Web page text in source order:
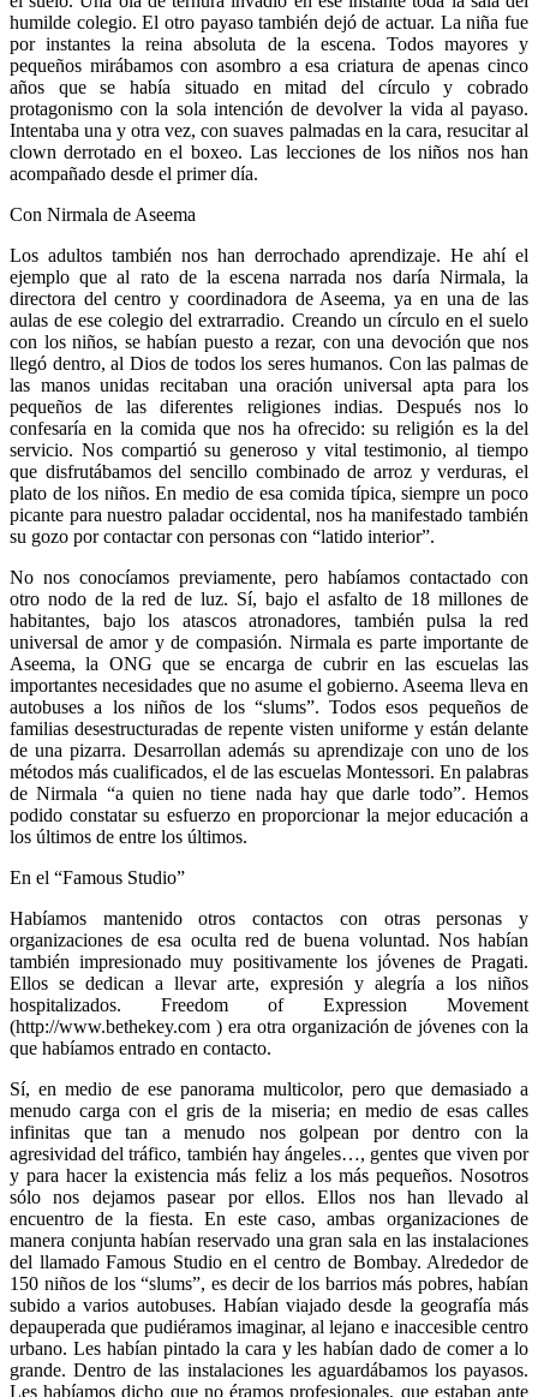
humilde colegio. El otro payaso también dejó de actuar. La niña fue
por instantes la reina absoluta de la escena. Todos mayores y
pequeños mirábamos con asombro a esa criatura de apenas cinco
años que se había situado en mitad del círculo y cobrado
protagonismo con la sola intención de devolver la vida al payaso.
Intentaba una y otra vez, con suaves palmadas en la cara, resucitar al
clown derrotado en el boxeo. Las lecciones de los niños nos han
acompañado desde el primer día.
Con Nirmala de Aseema
Los adultos también nos han derrochado aprendizaje. He ahí el
ejemplo que al rato de la escena narrada nos daría Nirmala, la
directora del centro y coordinadora de Aseema, ya en una de las
aulas de ese colegio del extrarradio. Creando un círculo en el suelo
con los niños, se habían puesto a rezar, con una devoción que nos
llegó dentro, al Dios de todos los seres humanos. Con las palmas de
las manos unidas recitaban una oración universal apta para los
pequeños de las diferentes religiones indias. Después nos lo
confesaría en la comida que nos ha ofrecido: su religión es la del
servicio. Nos compartió su generoso y vital testimonio, al tiempo
que disfrutábamos del sencillo combinado de arroz y verduras, el
plato de los niños. En medio de esa comida típica, siempre un poco
picante para nuestro paladar occidental, nos ha manifestado también
su gozo por contactar con personas con “latido interior”.
No nos conocíamos previamente, pero habíamos contactado con
otro nodo de la red de luz. Sí, bajo el asfalto de 18 millones de
habitantes, bajo los atascos atronadores, también pulsa la red
universal de amor y de compasión. Nirmala es parte importante de
Aseema, la ONG que se encarga de cubrir en las escuelas las
importantes necesidades que no asume el gobierno. Aseema lleva en
autobuses a los niños de los “slums”. Todos esos pequeños de
familias desestructuradas de repente visten uniforme y están delante
de una pizarra. Desarrollan además su aprendizaje con uno de los
métodos más cualificados, el de las escuelas Montessori. En palabras
de Nirmala “a quien no tiene nada hay que darle todo”. Hemos
podido constatar su esfuerzo en proporcionar la mejor educación a
los últimos de entre los últimos.
En el “Famous Studio”
Habíamos mantenido otros contactos con otras personas y
organizaciones de esa oculta red de buena voluntad. Nos habían
también impresionado muy positivamente los jóvenes de Pragati.
Ellos se dedican a llevar arte, expresión y alegría a los niños
hospitalizados. Freedom of Expression Movement
(http://www.bethekey.com ) era otra organización de jóvenes con la
que habíamos entrado en contacto.
Sí, en medio de ese panorama multicolor, pero que demasiado a
menudo carga con el gris de la miseria; en medio de esas calles
infinitas que tan a menudo nos golpean por dentro con la
agresividad del tráfico, también hay ángeles…, gentes que viven por
y para hacer la existencia más feliz a los más pequeños. Nosotros
sólo nos dejamos pasear por ellos. Ellos nos han llevado al
encuentro de la fiesta. En este caso, ambas organizaciones de
manera conjunta habían reservado una gran sala en las instalaciones
del llamado Famous Studio en el centro de Bombay. Alrededor de
150 niños de los “slums”, es decir de los barrios más pobres, habían
subido a varios autobuses. Habían viajado desde la geografía más
depauperada que pudiéramos imaginar, al lejano e inaccesible centro
urbano. Les habían pintado la cara y les habían dado de comer a lo
grande. Dentro de las instalaciones les aguardábamos los payasos.
Les habíamos dicho que no éramos profesionales, que estaban ante